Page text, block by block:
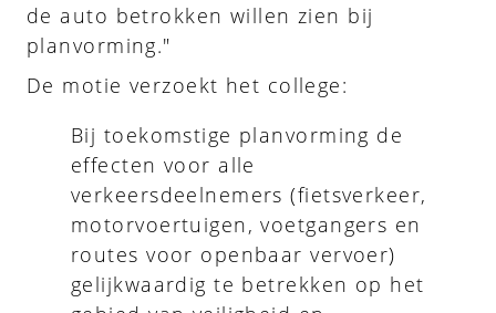
de auto betrokken willen zien bij
planvorming."
De motie verzoekt het college:
Bij toekomstige planvorming de
effecten voor alle
verkeersdeelnemers (fietsverkeer,
motorvoertuigen, voetgangers en
routes voor openbaar vervoer)
gelijkwaardig te betrekken op het